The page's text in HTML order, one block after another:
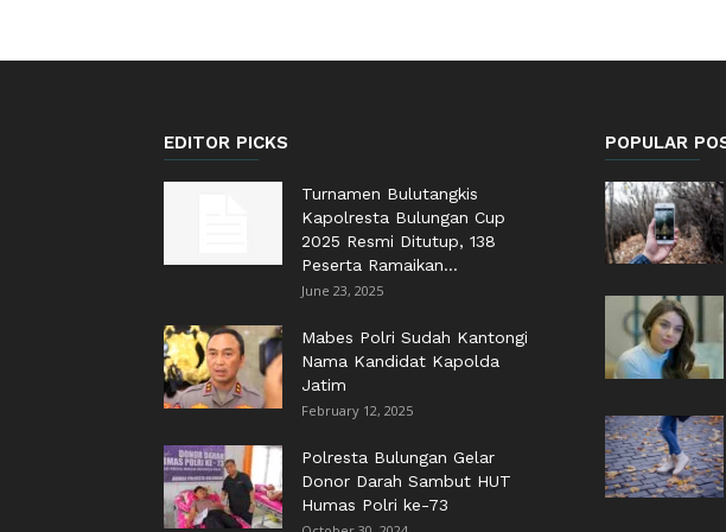
EDITOR PICKS
Turnamen Bulutangkis
Kapolresta Bulungan Cup
2025 Resmi Ditutup, 138
Peserta Ramaikan...
June 23, 2025
Mabes Polri Sudah Kantongi
Nama Kandidat Kapolda
Jatim
February 12, 2025
Polresta Bulungan Gelar
Donor Darah Sambut HUT
Humas Polri ke-73
POPULAR